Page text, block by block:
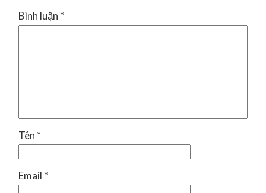
Bình luận *
Tên *
Email *